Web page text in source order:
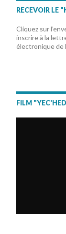
RECEVOIR LE
Cliquez sur
inscrire à la
électronique de
FILM